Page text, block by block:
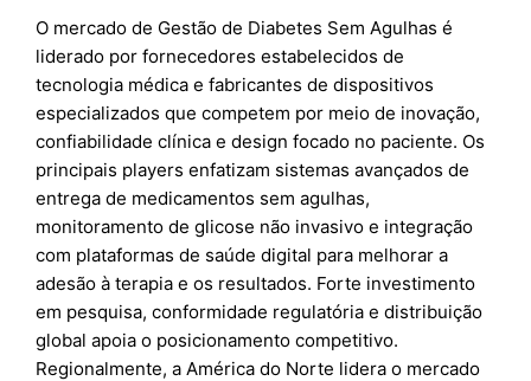
O mercado de Gestão de Diabetes Sem Agulhas é
liderado por fornecedores estabelecidos de
tecnologia médica e fabricantes de dispositivos
especializados que competem por meio de inovação,
confiabilidade clínica e design focado no paciente. Os
principais players enfatizam sistemas avançados de
entrega de medicamentos sem agulhas,
monitoramento de glicose não invasivo e integração
com plataformas de saúde digital para melhorar a
adesão à terapia e os resultados. Forte investimento
em pesquisa, conformidade regulatória e distribuição
global apoia o posicionamento competitivo.
Regionalmente, a América do Norte lidera o mercado